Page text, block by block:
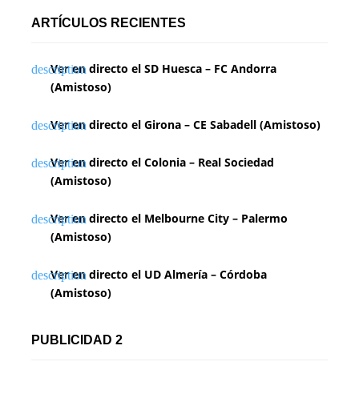
ARTÍCULOS RECIENTES
Ver en directo el SD Huesca – FC Andorra
(Amistoso)
Ver en directo el Girona – CE Sabadell (Amistoso)
Ver en directo el Colonia – Real Sociedad
(Amistoso)
Ver en directo el Melbourne City – Palermo
(Amistoso)
Ver en directo el UD Almería – Córdoba
(Amistoso)
PUBLICIDAD 2